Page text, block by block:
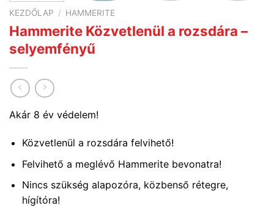
KEZDŐLAP / HAMMERITE
Hammerite Közvetlenül a rozsdára –
selyemfényű
Akár 8 év védelem!
Közvetlenül a rozsdára felvihető!
Felvihető a meglévő Hammerite bevonatra!
Nincs szükség alapozóra, közbenső rétegre,
hígítóra!